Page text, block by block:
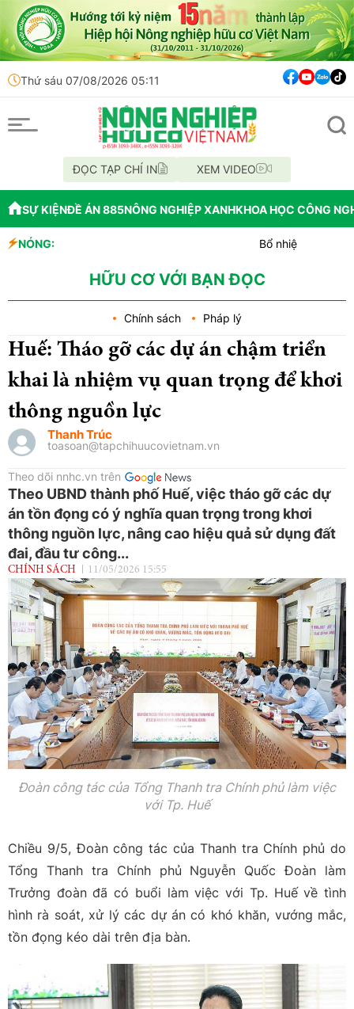
Thứ sáu 07/08/2026 05:11
ĐỌC TẠP CHÍ IN XEM VIDEO
SỰ KIỆNĐỀ ÁN 885NÔNG NGHIỆP XANHKHOA HỌC CÔNG
NÓNG:
Bổ nhiệm Phó Tổng Giám
Bắc Ninh công bố quy
HỮU CƠ VỚI BẠN ĐỌC
Chính sách Pháp lý
Huế: Tháo gỡ các dự án chậm triển
khai là nhiệm vụ quan trọng để khơi
thông nguồn lực
Thanh Trúc
toasoan@tapchihuucovietnam.vn
Theo dõi nnhc.vn trên
Theo UBND thành phố Huế, việc tháo gỡ các dự
án tồn đọng có ý nghĩa quan trọng trong khơi
thông nguồn lực, nâng cao hiệu quả sử dụng đất
đai, đầu tư công...
CHÍNH SÁCH 11/05/2026 15:55
Đoàn công tác của Tổng Thanh tra Chính phủ làm việc
với Tp. Huế
Chiều 9/5, Đoàn công tác của Thanh tra Chính phủ do
Tổng Thanh tra Chính phủ Nguyễn Quốc Đoàn làm
Trưởng đoàn đã có buổi làm việc với Tp. Huế về tình
hình rà soát, xử lý các dự án có khó khăn, vướng mắc,
tồn đọng kéo dài trên địa bàn.